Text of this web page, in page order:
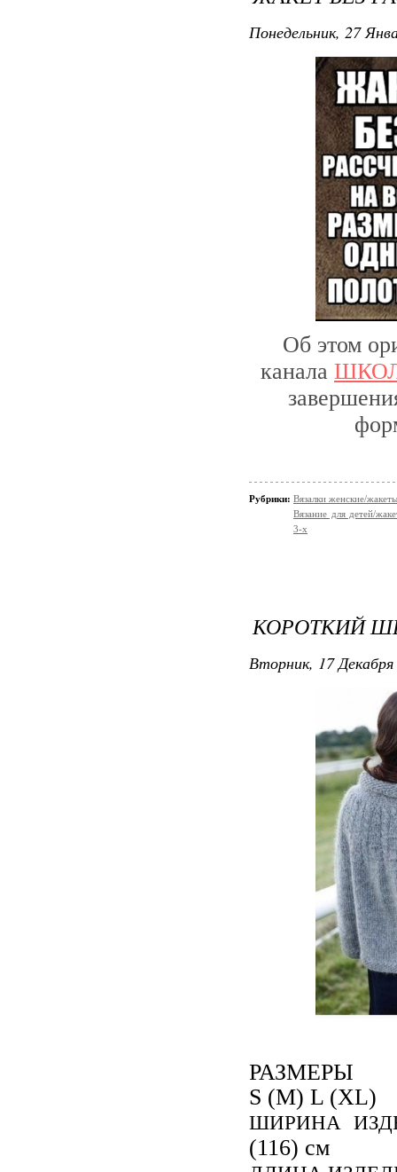
Понедельник, 27
Об этом
канала
Рубрики: Вязалки женские/жакеты
Вязание для детей/
3-х
КОРОТКИЙ
Вторник, 17
РАЗМЕРЫ
S (M) L (XL)
ШИРИНА
(116) см